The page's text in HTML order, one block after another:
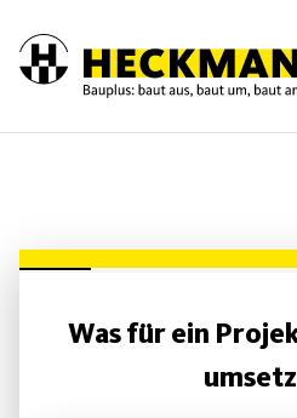
Skip to content
Was für ein